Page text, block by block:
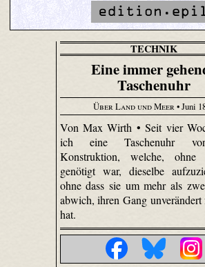
TECHNIK
Eine immer
Taschenuhr
Über Land und Meer• Juni
Von Max Wirth • Seit vier
ich eine Taschenuhr
Konstruktion, welche, ohne
genötigt war, dieselbe
ohne dass sie um mehr als
abwich, ihren Gang unverändert
hat.